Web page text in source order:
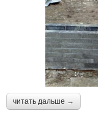
читать дальше →